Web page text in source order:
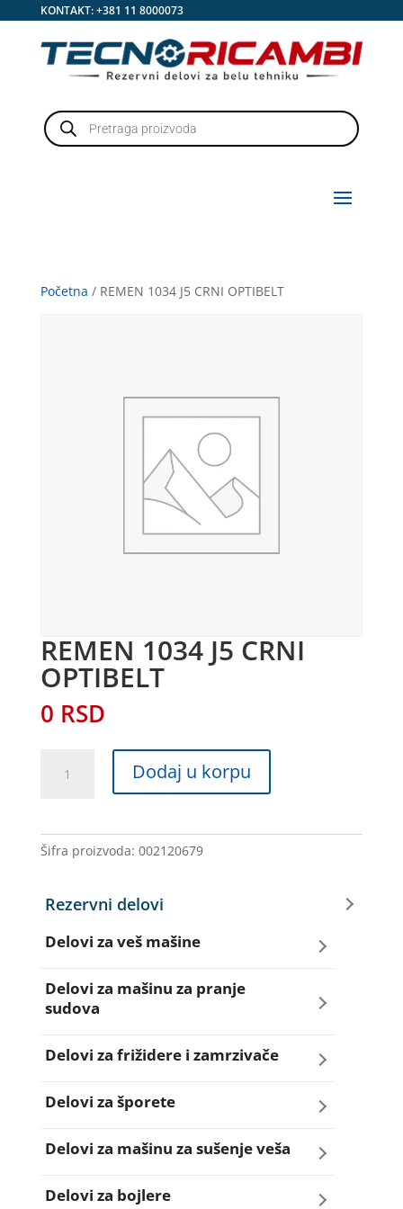
KONTAKT:+381 11 8000073
Products
search
Početna / REMEN 1034 J5 CRNI OPTIBELT
REMEN 1034 J5 CRNI
OPTIBELT
0 RSD
1034
OPTIBELT
količina
Dodaj u korpu
Šifra proizvoda: 002120679
Rezervni delovi
Delovi za veš mašine
Amortizeri za veš mašinu
Delovi za mašinu za pranje
sudova
Creva za sudo mašine
Dihtunzi za sudo mašine
Elektroventili za sudo mašine
Filteri za sudo mašine
Delovi za frižidere i zamrzivače
Aqua filteri za frižidere
Dihtunzi za frižidere i zamrzivače
Elektronika za frižidere i zamrzivače
Delovi za šporete
Dihtunzi za šporete
Dugmad za šporete
Delovi za mašinu za sušenje veša
Dihtunzi mašine za sušenje veša
Delovi za bojlere